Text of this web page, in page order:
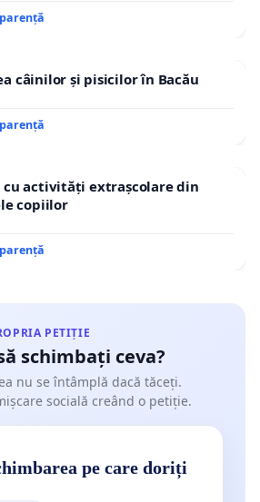
câinilor și pisicilor în Bacău
cu activități extrașcolare din
copiilor
PETIȚIE
schimbați ceva?
nu se întâmplă dacă tăceți.
socială creând o petiție.
pe care doriți